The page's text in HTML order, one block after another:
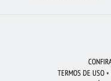
FLORES COLORIDASTERMOS DE USO •